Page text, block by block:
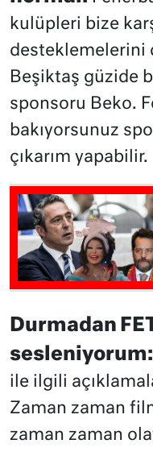
kulüpleri bize
desteklemelerini
Beşiktaş güzide
sponsoru Beko.
bakıyorsunuz
çıkarım yapabilir.
Durmadan
sesleniyorum:
ile ilgili
Zaman zaman
zaman zaman